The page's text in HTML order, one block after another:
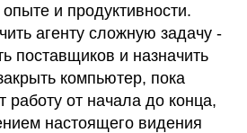
и продуктивности.
агенту сложную задачу -
поставщиков и назначить
компьютер, пока
от начала до конца,
настоящего видения